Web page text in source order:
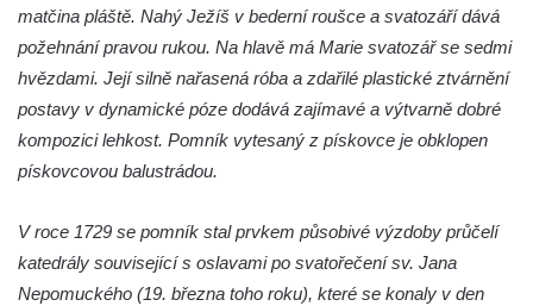
Socha vodníka u požární nádrže v
Mirošovicích
Socha býka před areálem firmy 2JCP v
Račicích
Povodňový sloup II. v Dobříni
Povodňový sloup I. v Dobříni
Socha svatého Floriána na domě čp. 3 v
Oparnu
matčina pláště. Nahý Ježíš v bederní roušce a svatozáří dává
požehnání pravou rukou. Na hlavě má ​​Marie svatozář se sedmi
hvězdami. Její silně nařasená róba a zdařilé plastické ztvárnění
postavy v dynamické póze dodává zajímavé a výtvarně dobré
kompozici lehkost. Pomník vytesaný z pískovce je obklopen
pískovcovou balustrádou.
V roce 1729 se pomník stal prvkem působivé výzdoby průčelí
katedrály související s oslavami po svatořečení sv. Jana
Nepomuckého (19. března toho roku), které se konaly v den